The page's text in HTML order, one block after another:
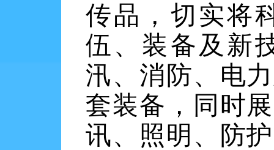
传品，切实将
伍、装备及新
汛、消防、电
套装备，同时
讯、照明、防